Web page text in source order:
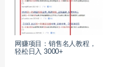
网赚项目：销售名人教程，
轻松日入 3000+